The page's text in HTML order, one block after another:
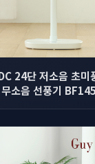
24단 저소음 초미
소음 선풍기